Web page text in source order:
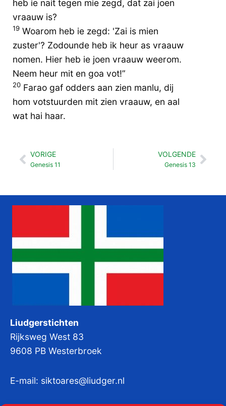
heb ie nait tegen mie zegd, dat zai joen
vraauw is?
19 Woarom heb ie zegd: 'Zai is mien
zuster'? Zodounde heb ik heur as vraauw
nomen. Hier heb ie joen vraauw weerom.
Neem heur mit en goa vot!”
20 Farao gaf odders aan zien manlu, dij
hom votstuurden mit zien vraauw, en aal
wat hai haar.
Vorige
VORIGE
Genesis 11
VOLGENDE
Genesis 13
Liudgerstichten
Rijksweg West 83
9608 PB Westerbroek
E-mail: siktoares@liudger.nl